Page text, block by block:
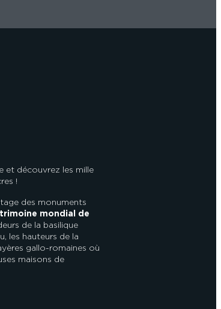
et découvrez les mille
!
des monuments
mondial de
de la basilique
les hauteurs de la
gallo-romaines où
maisons de